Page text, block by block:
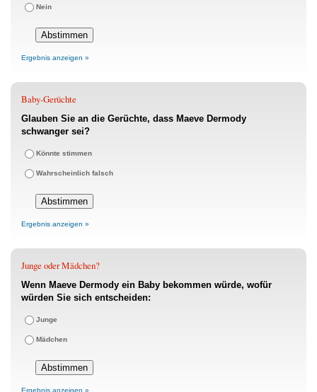
Nein
Ergebnis anzeigen »
Baby-Gerüchte
Glauben Sie an die Gerüchte, dass Maeve Dermody
schwanger sei?
Könnte stimmen
Wahrscheinlich falsch
Ergebnis anzeigen »
Junge oder Mädchen?
Wenn Maeve Dermody ein Baby bekommen würde, wofür
würden Sie sich entscheiden:
Junge
Mädchen
Ergebnis anzeigen »